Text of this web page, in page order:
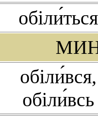
обіли́ться
обіли́вся,
обіли́всь